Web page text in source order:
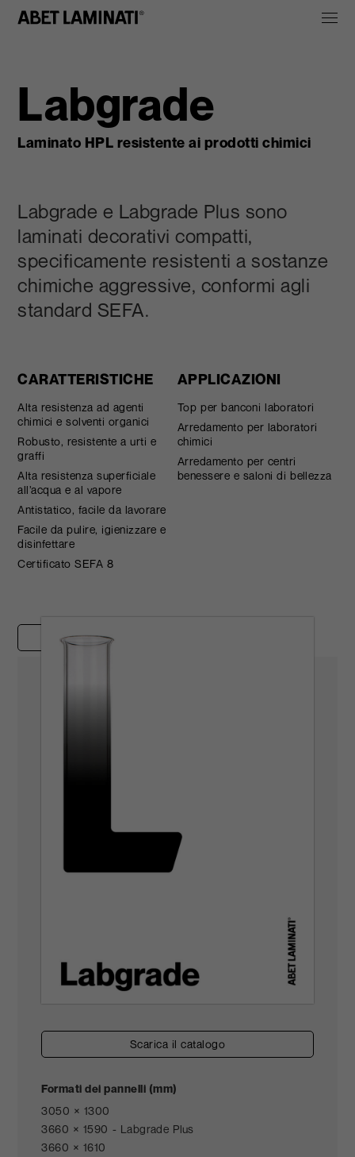
Labgrade
Laminato HPL resistente ai prodotti chimici
Labgrade e Labgrade Plus sono
laminati decorativi compatti,
specificamente resistenti a sostanze
chimiche aggressive, conformi agli
standard SEFA.
CARATTERISTICHE
Alta resistenza ad agenti
chimici e solventi organici
Robusto, resistente a urti e
graffi
Alta resistenza superficiale
all’acqua e al vapore
Antistatico, facile da lavorare
Facile da pulire, igienizzare e
disinfettare
Certificato SEFA 8
Casi studio
APPLICAZIONI
Top per banconi laboratori
Arredamento per laboratori
chimici
Arredamento per centri
benessere e saloni di bellezza
scarica il catalogo
Formati dei pannelli (mm)
3050 × 1300
3660 × 1590 - Labgrade Plus
3660 × 1610